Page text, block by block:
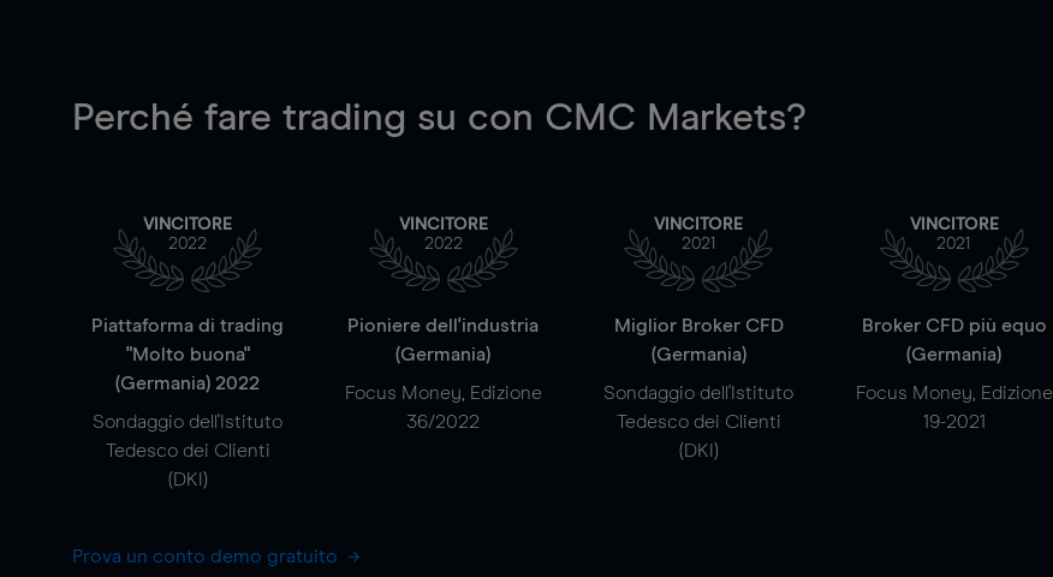
Perché fare trading su con CMC Markets?
VINCITORE
2022
Piattaforma di trading
"Molto buona"
(Germania) 2022
Sondaggio dell'Istituto
Tedesco dei Clienti
(DKI)
VINCITORE
2022
Pioniere dell'industria
(Germania)
Focus Money, Edizione
36/2022
VINCITORE
2021
Miglior Broker CFD
(Germania)
Sondaggio dell'Istituto
Tedesco dei Clienti
(DKI)
VINCITORE
2021
Broker CFD più equo
(Germania)
Focus Money, Edizione
19-2021
Prova un conto demo gratuito